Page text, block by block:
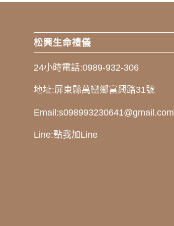
松興生命禮儀
24小時電話:0989-932-306
地址:屏東縣萬巒鄉富興路31號
Email:s098993230641@gmail.com
Line:點我加Line